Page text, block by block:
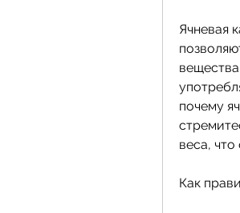
Ячневая
почему
веса,
Как